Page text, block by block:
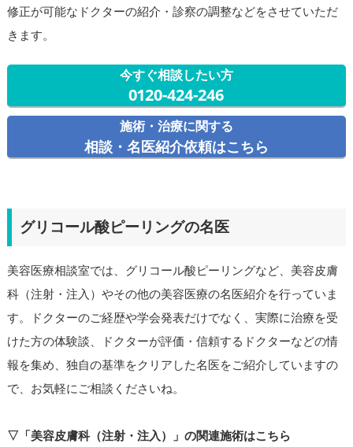
修正が可能なドクターの紹介・診察の調整などをさせていただ
きます。
今すぐ相談したい方
0120-424-246
施術・治療に関する
相談・名医紹介依頼はこちら
グリコール酸ピーリングの名医
美容医療相談室では、グリコール酸ピーリングなど、美容皮膚
科（注射・注入）やその他の美容医療の名医紹介を行っていま
す。ドクターのご経歴や学会発表だけでなく、実際に治療を受
けた方の体験談、ドクターが評価・信頼するドクターなどの情
報を集め、独自の基準をクリアした名医をご紹介していますの
で、お気軽にご相談くださいね。
▽「美容皮膚科（注射・注入）」の関連施術はこちら